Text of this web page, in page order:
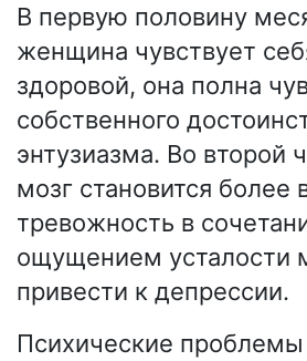
В первую половину
женщина чувствует
здоровой, она полна
собственного
энтузиазма. Во второй
мозг становится более
тревожность в
ощущением усталости
привести к депрессии.
Психические